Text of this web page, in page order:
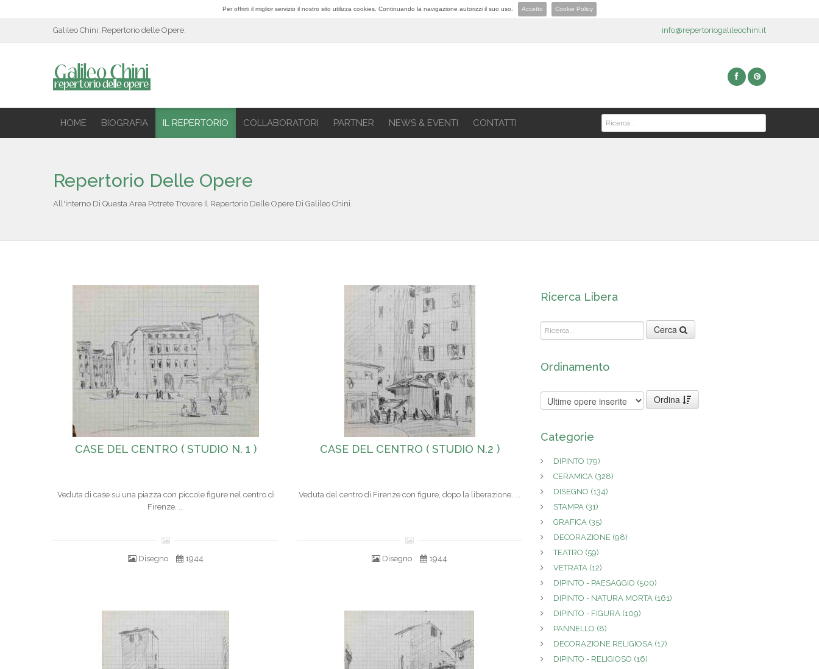
Per offrirti il miglior servizio il nostro sito utilizza cookies. Continuando la navigazione autorizzi il suo uso. Accetto Cookie Policy
Galileo Chini: Repertorio delle Opere. info@repertoriogalileochini.it
HOME BIOGRAFIA IL REPERTORIO COLLABORATORI PARTNER NEWS & EVENTI CONTATTI
Repertorio Delle Opere
All'interno Di Questa Area Potrete Trovare Il Repertorio Delle Opere Di Galileo Chini.
CASE DEL CENTRO ( STUDIO N. 1 )
Veduta di case su una piazza con piccole figure nel centro di
Firenze. ...
Disegno 1944
CASE DEL CENTRO ( STUDIO N.2 )
Veduta del centro di Firenze con figure, dopo la liberazione. ...
Disegno 1944
Ricerca Libera
Cerca
Ordinamento
Ordina
Categorie
DIPINTO (79)
CERAMICA (328)
DISEGNO (134)
STAMPA (31)
GRAFICA (35)
DECORAZIONE (98)
TEATRO (59)
VETRATA (12)
DIPINTO - PAESAGGIO (500)
DIPINTO - NATURA MORTA (161)
DIPINTO - FIGURA (109)
PANNELLO (8)
DECORAZIONE RELIGIOSA (17)
DIPINTO - RELIGIOSO (16)